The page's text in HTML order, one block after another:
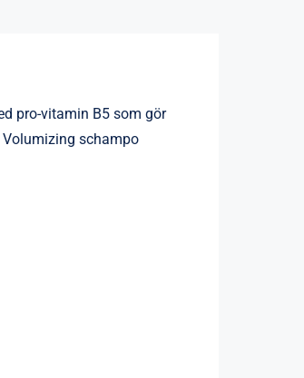
pro-vitamin B5 som gör
schampo